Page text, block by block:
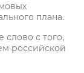
плана.
слово с того,
российской